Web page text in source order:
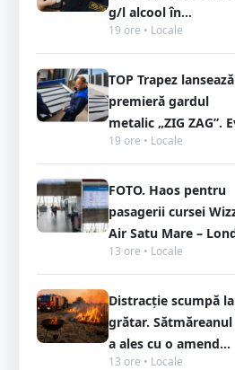
g/l alcool în...
19 ore • Locale
TOP Trapez
premieră gardul
metalic „ZIG ZAG”.
19 ore • Locale
FOTO. Haos pentru
pasagerii cursei
Air Satu Mare –
13 ore • Locale
Distracție scumpă la
grătar. Sătmăreanul
a ales cu o amend...
13 ore • Locale